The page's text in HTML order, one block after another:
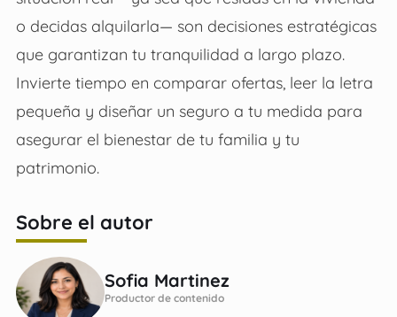
o decidas alquilarla— son decisiones estratégicas
que garantizan tu tranquilidad a largo plazo.
Invierte tiempo en comparar ofertas, leer la letra
pequeña y diseñar un seguro a tu medida para
asegurar el bienestar de tu familia y tu
patrimonio.
Sobre el autor
Sofia Martinez
Productor de contenido